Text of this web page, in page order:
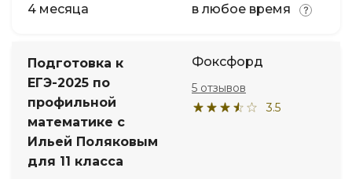
4 месяца в любое время
Подготовка к
ЕГЭ-2025 по
профильной
математике с
Ильей Поляковым
для 11 класса
Фоксфорд
3.5
5 отзывов